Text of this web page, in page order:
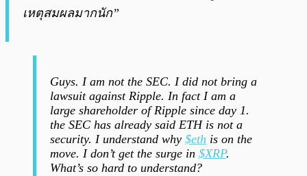
เหตุสมผลมากนัก”
Guys. I am not the SEC. I did not bring a
lawsuit against Ripple. In fact I am a
large shareholder of Ripple since day 1.
the SEC has already said ETH is not a
security. I understand why $eth is on the
move. I don’t get the surge in $XRP.
What’s so hard to understand?